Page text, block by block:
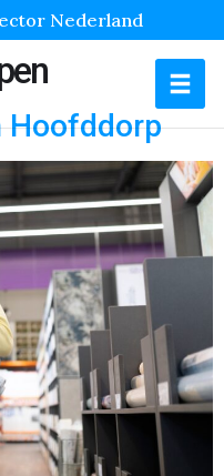
Nederland
Hoofddorp